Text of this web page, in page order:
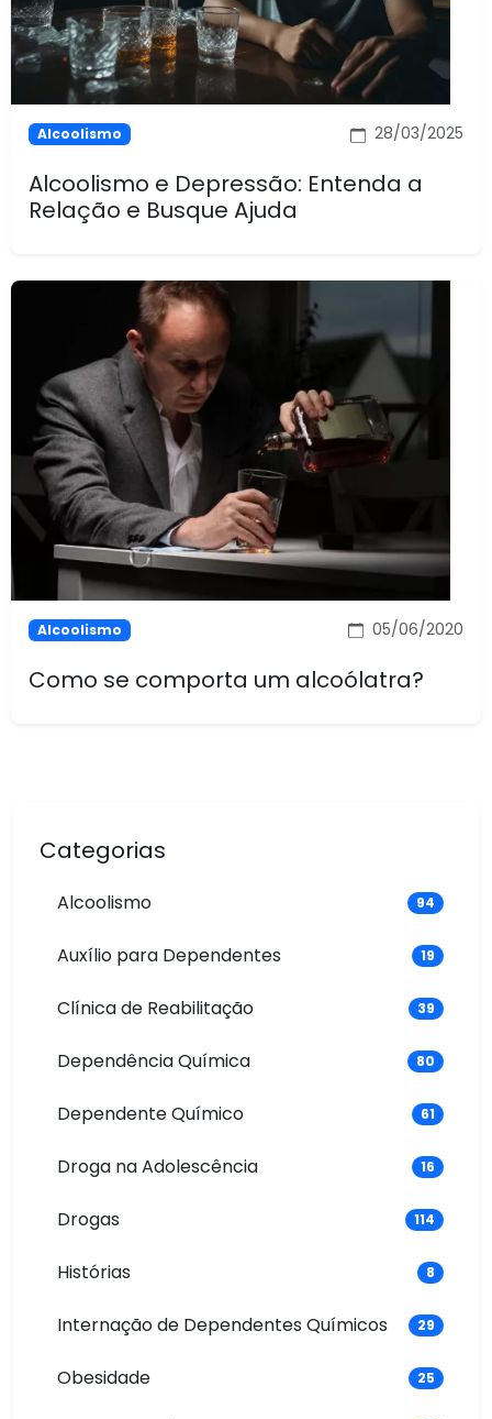
Alcoolismo 28/03/2025
Alcoolismo e Depressão: Entenda a
Relação e Busque Ajuda
Alcoolismo 05/06/2020
Como se comporta um alcoólatra?
Categorias
Alcoolismo 94
Auxílio para Dependentes 19
Clínica de Reabilitação 39
Dependência Química 80
Dependente Químico 61
Droga na Adolescência 16
Drogas 114
Histórias 8
Internação de Dependentes Químicos 29
Obesidade 25